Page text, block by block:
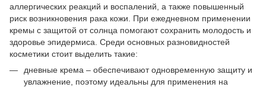
аллергических реакций и воспалений, а также повышенный
риск возникновения рака кожи. При ежедневном применении
кремы с защитой от солнца помогают сохранить молодость и
здоровье эпидермиса. Среди основных разновидностей
косметики стоит выделить такие:
дневные крема – обеспечивают одновременную защиту и
увлажнение, поэтому идеальны для применения на